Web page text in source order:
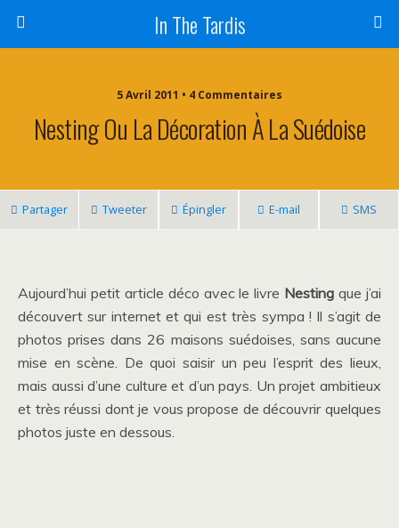
In The Tardis
5 Avril 2011 • 4 Commentaires
Nesting Ou La Décoration À La Suédoise
Partager Tweeter Épingler E-mail SMS
Aujourd’hui petit article déco avec le livre Nesting que j’ai
découvert sur internet et qui est très sympa ! Il s’agit de
photos prises dans 26 maisons suédoises, sans aucune
mise en scène. De quoi saisir un peu l’esprit des lieux,
mais aussi d’une culture et d’un pays. Un projet ambitieux
et très réussi dont je vous propose de découvrir quelques
photos juste en dessous.